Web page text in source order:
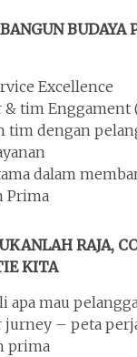
BUDAYA
Excellence
& tim Enggament
tim dengan
dalam
Prima
RAJA,
KITA
apa mau
jurney – peta
prima